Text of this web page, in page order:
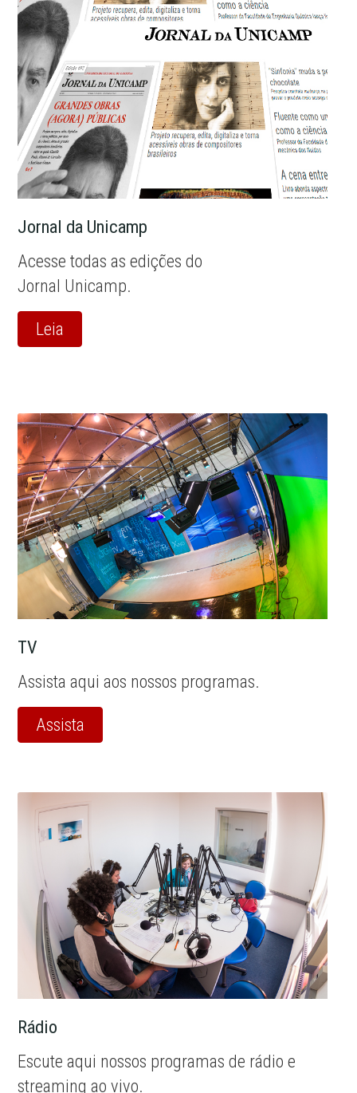
Jornal da Unicamp
Acesse todas as edições do
Jornal Unicamp.
Leia
TV
Assista aqui aos nossos programas.
Assista
Rádio
Escute aqui nossos programas de rádio e
streaming ao vivo.